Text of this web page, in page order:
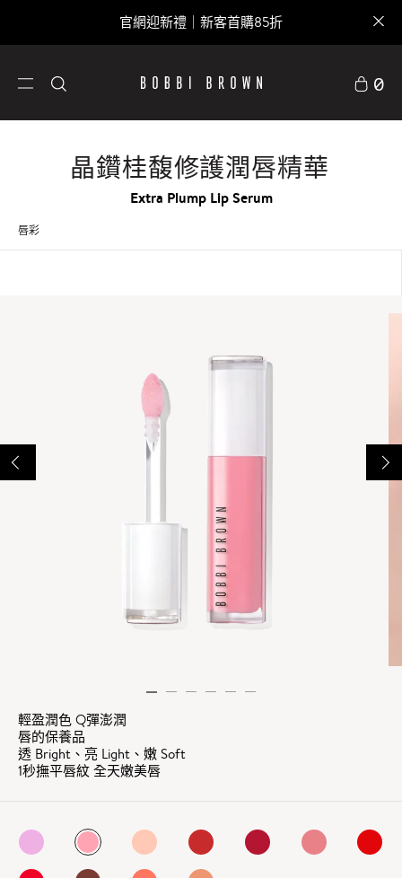
官網迎新禮｜新客首購85折
0
晶鑽桂馥修護潤唇精華
Extra Plump Lip Serum
唇彩
輕盈潤色 Q彈澎潤
唇的保養品
透 Bright、亮 Light、嫩 Soft
1秒撫平唇紋 全天嫩美唇